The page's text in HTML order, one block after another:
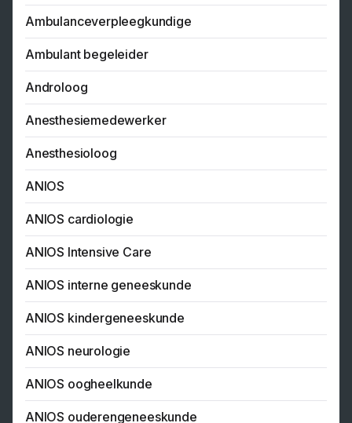
Ambulanceverpleegkundige
Ambulant begeleider
Androloog
Anesthesiemedewerker
Anesthesioloog
ANIOS
ANIOS cardiologie
ANIOS Intensive Care
ANIOS interne geneeskunde
ANIOS kindergeneeskunde
ANIOS neurologie
ANIOS oogheelkunde
ANIOS ouderengeneeskunde